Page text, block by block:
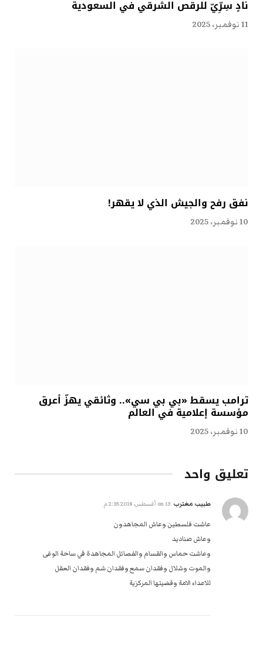
نادٍ سِرِّيّ للرقص الشرقي في السعودية
11 نوفمبر، 2025
نفق رفح والجيش الذي لا يقهر!
10 نوفمبر، 2025
ترامب يسقط «بي بي سي».. وثائقي يهزّ أعرق
مؤسسة إعلامية في العالم
10 نوفمبر، 2025
تعليق واحد
طبيب مغترب 13 أغسطس، 2018 2:35 م
عاشت فلسطين وعاش المجاهدون
وعاش صناديد
وعاشت حماس والقسام والفصائل المجاهدة في ساحة الوغى
والموت وشلال وفقدان سمع وفقدان شم وفقدان العقل
للاعداء الامة وقضيتها المركزية